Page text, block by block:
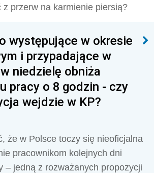
z przerw na karmienie piersią?
występujące w okresie
i przypadające w
niedzielę obniża
pracy o 8 godzin - czy
wejdzie w KP?
że w Polsce toczy się nieoficjalna
pracownikom kolejnych dni
– jedną z rozważanych propozycji